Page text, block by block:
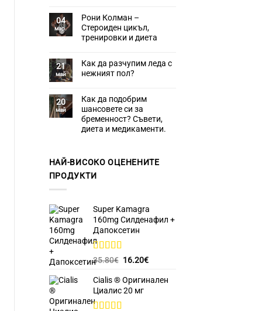
тестостерон
–
форми,
функции
за
Най-
популярните
стероиди
мускули:
Какво
04
мар.
Рони Колман –
Стероиден цикъл,
тренировки и диета
за
Колман
цикъл,
тренировки
и
диета
21
май
Как да разчупим леда с
нежният пол?
за
да
разчупим
леда
с
20
май
Как да подобрим
шансовете си за
бременност? Съвети,
диета и медикаменти.
Как
подобрим
Съвети,
диета
и
медикаменти.
НАЙ-ВИСОКО ОЦЕНЕНИТЕ
ПРОДУКТИ
Super Kamagra
160mg Силденафил +
Дапоксетин
Оценено с
35.80€ Original
was:
35.80€.
16.20€Текущата
е:
Cialis ® Оригинален
Циалис 20 мг